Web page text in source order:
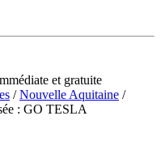
et gratuite
/Nouvelle Aquitaine /
: GO TESLA